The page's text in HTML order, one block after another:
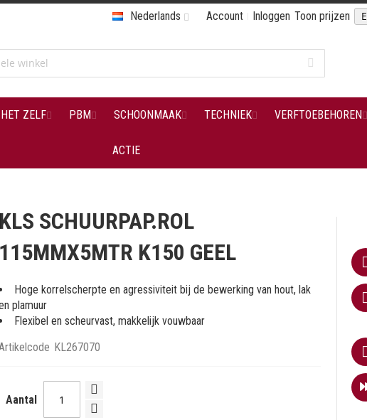
Account Inloggen Toon prijzen
Nederlands
ZELF PBM SCHOONMAAK TECHNIEK VERFTOEBEHOREN
ACTIE
KLS SCHUURPAP.ROL
115MMX5MTR K150 GEEL
Hoge korrelscherpte en agressiviteit bij de bewerking van hout, lak
plamuur
Flexibel en scheurvast, makkelijk vouwbaar
KL267070
Aantal